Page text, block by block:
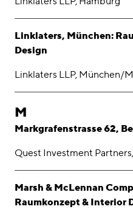
Linklaters, München:
Design
Linklaters LLP, München/
M
Markgrafenstrasse 62,
Quest Investment
Marsh & McLennan
Raumkonzept & Interior